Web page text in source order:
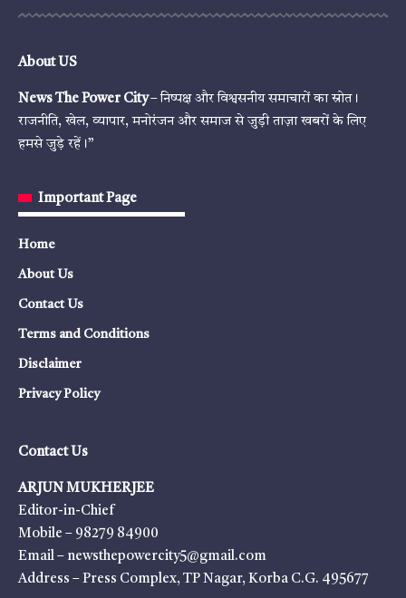
About US
News The Power City– निष्पक्ष और विश्वसनीय समाचारों का स्रोत।
राजनीति, खेल, व्यापार, मनोरंजन और समाज से जुड़ी ताज़ा खबरों के लिए
हमसे जुड़े रहें।”
Important Page
Home
About Us
Contact Us
Terms and Conditions
Disclaimer
Privacy Policy
Contact Us
ARJUN MUKHERJEE
Editor-in-Chief
Mobile – 98279 84900
Email – newsthepowercity5@gmail.com
Address – Press Complex, TP Nagar, Korba C.G. 495677